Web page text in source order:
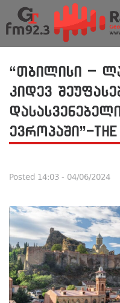
“თბილისი –
კიდევ
ევროპაში”-
Posted 14:03 - 04/06/2024